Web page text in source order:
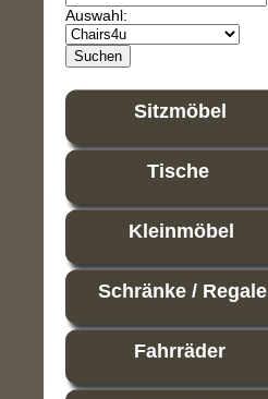
Auswahl:
Sitzmöbel
Tische
Kleinmöbel
Schränke / Regale
Fahrräder